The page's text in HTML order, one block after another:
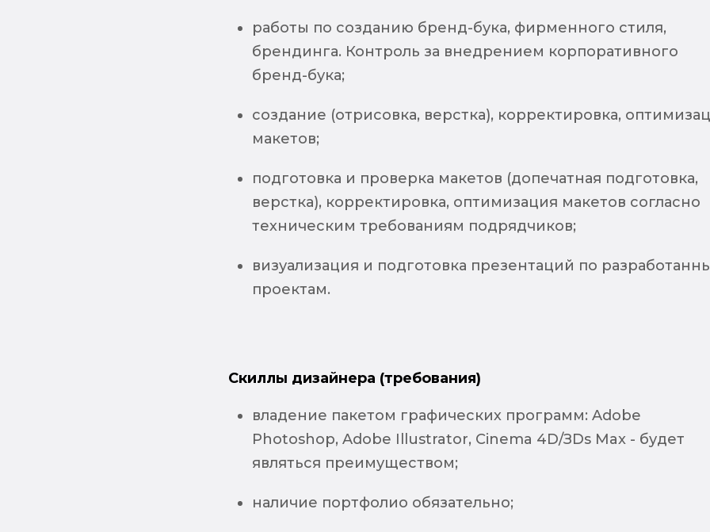
работы по созданию бренд-бука, фирменного стиля,
брендинга. Контроль за внедрением корпоративного
бренд-бука;
создание (отрисовка, верстка), корректировка,
макетов;
подготовка и проверка макетов (допечатная подготовка,
верстка), корректировка, оптимизация макетов согласно
техническим требованиям подрядчиков;
визуализация и подготовка презентаций по
проектам.
Скиллы дизайнера (требования)
владение пакетом графических программ: Adobe
Photoshop, Adobe Illustrator, Cinema 4D/ЗDs Max - будет
являться преимуществом;
наличие портфолио обязательно;